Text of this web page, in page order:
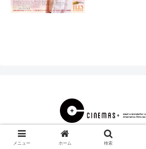
© 2000 CINEMAS＋.
メニュー ホーム 検索